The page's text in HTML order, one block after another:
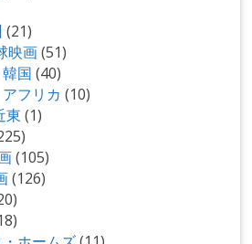
(21)
映画(51)
国 (40)
フリカ (10)
東 (1)
(105)
(126)